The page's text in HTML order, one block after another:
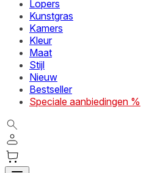
Lopers
Kunstgras
Kamers
Kleur
Maat
Stijl
Nieuw
Bestseller
Speciale aanbiedingen %